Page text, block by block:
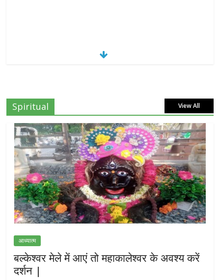
Spiritual View All
आध्यात्म
बल्केश्वर मेले में आएं तो महाकालेश्वर के अवश्य करें
दर्शन |